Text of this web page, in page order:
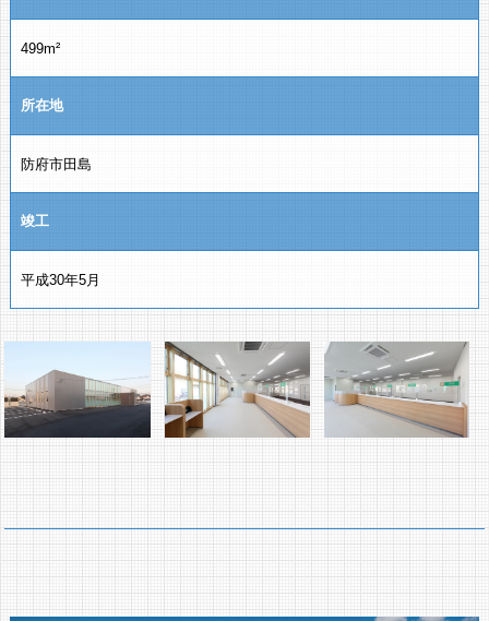
499m²
所在地
防府市田島
竣工
平成30年5月